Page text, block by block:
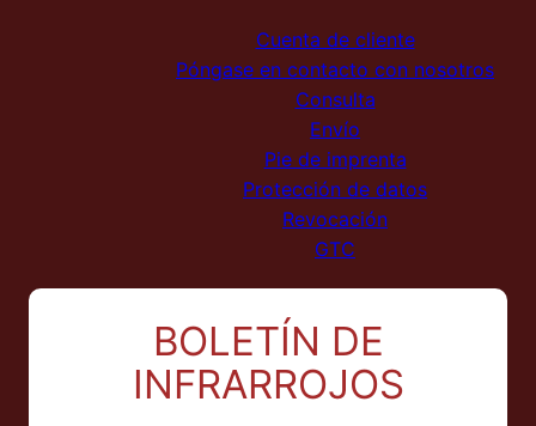
Cuenta de cliente
Póngase en contacto con nosotros
Consulta
Envío
Pie de imprenta
Protección de datos
Revocación
GTC
BOLETÍN DE
INFRARROJOS